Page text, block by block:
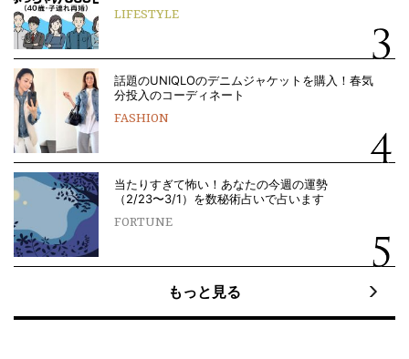
LIFESTYLE
話題のUNIQLOのデニムジャケットを購入！春気
分投入のコーディネート
FASHION
当たりすぎて怖い！あなたの今週の運勢
（2/23〜3/1）を数秘術占いで占います
FORTUNE
もっと見る